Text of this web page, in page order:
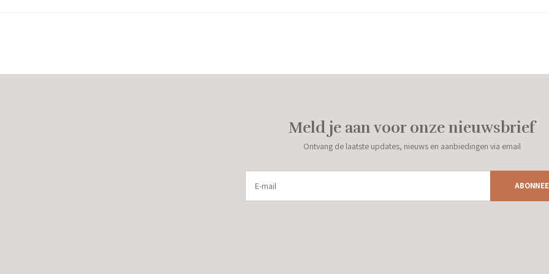
Meld je aan voor onze nieuwsbrief
Ontvang de laatste updates, nieuws en aanbiedingen via email